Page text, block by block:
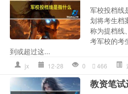
军校投档线
划将考生档
称为提档线
考军校的考
到或超过这...
jx 12-28 0 466
教资笔